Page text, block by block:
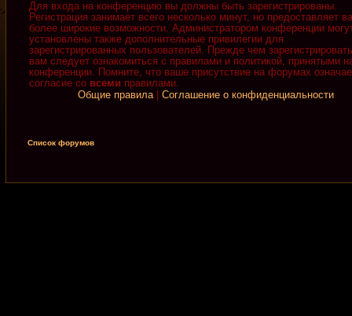
Для входа на конференцию вы должны быть зарегистрированы.
Регистрация занимает всего несколько минут, но предоставляет
более широкие возможности. Администратором конференции
установлены также дополнительные привилегии для
зарегистрированных пользователей. Прежде чем
вам следует ознакомиться с правилами и политикой, принятыми
конференции. Помните, что ваше присутствие на форумах
согласие со всеми правилами.
Общие правила| Соглашение о конфиденциальности
Список форумов